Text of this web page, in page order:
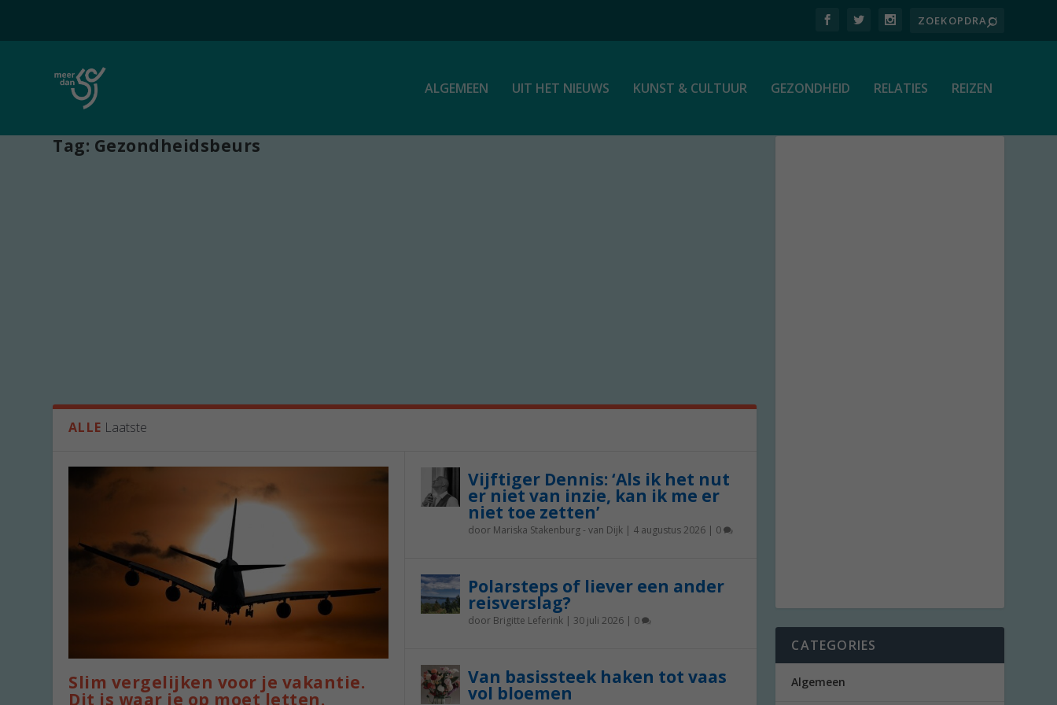
ALGEMEEN UIT HET NIEUWS KUNST & CULTUUR GEZONDHEID RELATIES REIZEN
Tag: Gezondheidsbeurs
ALLE Laatste
Slim vergelijken voor je vakantie.
Dit is waar je op moet letten.
Vijftiger Dennis: ‘Als ik het nut
er niet van inzie, kan ik me er
niet toe zetten’
door Mariska Stakenburg - van Dijk| 4 augustus 2026| 0
Polarsteps of liever een ander
reisverslag?
door Brigitte Leferink| 30 juli 2026| 0
Van basissteek haken tot vaas
vol bloemen
CATEGORIES
Algemeen